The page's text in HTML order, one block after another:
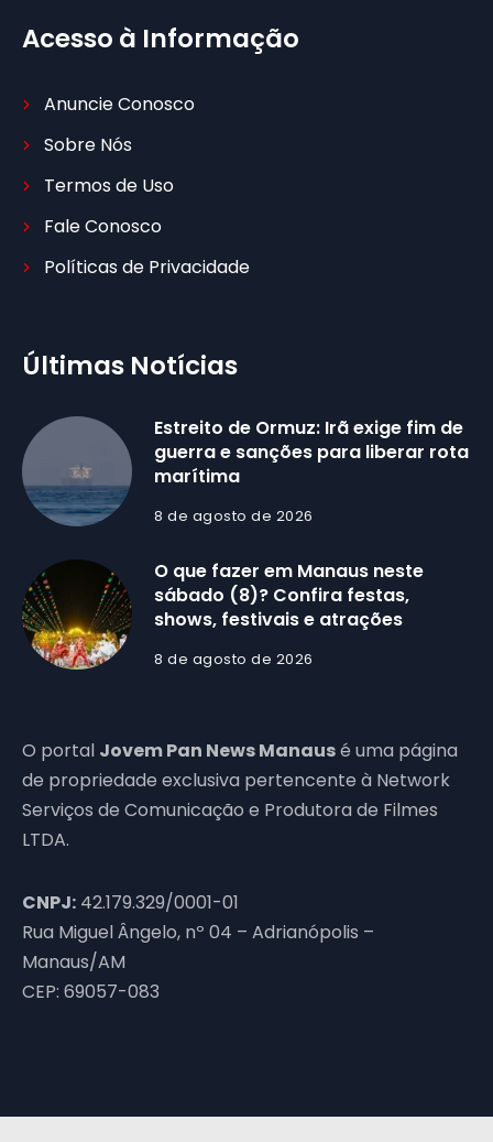
Acesso à Informação
Anuncie Conosco
Sobre Nós
Termos de Uso
Fale Conosco
Políticas de Privacidade
Últimas Notícias
Estreito de Ormuz: Irã exige fim de
guerra e sanções para liberar rota
marítima
8 de agosto de 2026
O que fazer em Manaus neste
sábado (8)? Confira festas,
shows, festivais e atrações
8 de agosto de 2026
O portal Jovem Pan News Manausé uma página
de propriedade exclusiva pertencente à Network
Serviços de Comunicação e Produtora de Filmes
LTDA.
CNPJ: 42.179.329/0001-01
Rua Miguel Ângelo, nº 04 – Adrianópolis –
Manaus/AM
CEP: 69057-083